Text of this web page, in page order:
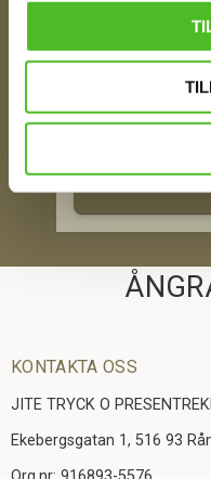
Jag samtycker till
KONTAKTA OSS
JITE TRYCK O
Ekebergsgatan 1, 516 93